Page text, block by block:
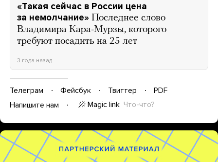
«Такая сейчас в России цена
за немолчание» Последнее слово
Владимира Кара-Мурзы, которого
требуют посадить на 25 лет
3 года назад
Телеграм Фейсбук Твиттер
PDF
Напишите нам
Magic link Что-что?